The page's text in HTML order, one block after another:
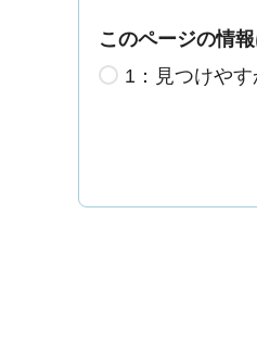
このページの情
1：見つけやす